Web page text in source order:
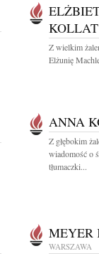
KOLLAT
Z wielkim
Elżunię
ANNA
Z głębokim
wiadomość o
tłumaczki...
MEYER
WARSZAWA